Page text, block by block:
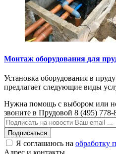
Монтаж оборудования для
Установка оборудования в
предлагает следующие виды
Нужна помощь с выбором или
звоните в Прудовой 8 (495) 778-
Подписаться
Я соглашаюсь на обработку
Адрес и контакты